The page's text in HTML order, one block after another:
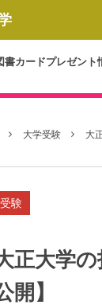
書カードプレゼント
大学受験 大
験
正大学
開】